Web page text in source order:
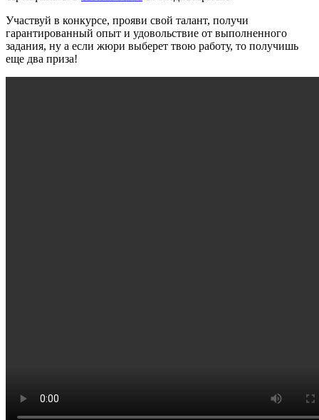
Участвуй в конкурсе, прояви свой талант, получи
гарантированный опыт и удовольствие от выполненного
задания, ну а если жюри выберет твою работу, то получишь
еще два приза!